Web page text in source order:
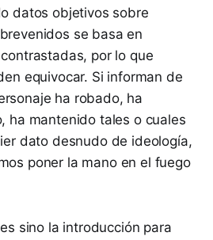
datos objetivos sobre
se basa en
por lo que
equivocar. Si informan de
ha robado, ha
ha mantenido tales o cuales
dato desnudo de ideología,
poner la mano en el fuego
sino la introducción para